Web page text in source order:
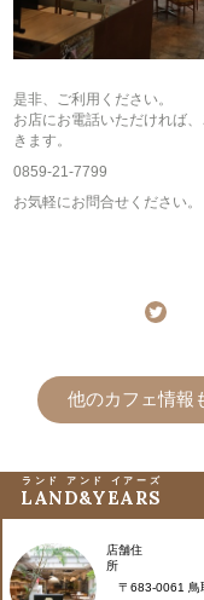
是非、ご利用ください。
お店にお電話いただければ
きます。
0859-21-7799
お気軽にお問合せください。
他のカフェ情報
LAND&YEARS
ランド アンド イアーズ
店舗住
所
〒683-0061 鳥